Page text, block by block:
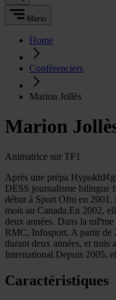
Menu
Home
Conférenciers
Marion Jollès
Marion
Animatrice sur TF1
Après une prépa
DESS journalisme bilingue
début à Sport Ofm en
mois au Canada.En 2002,
deux années. Dans la
RMC, Infosport. A partir de
durant deux années, et trois
International.Depuis 2005,
Caractéristiques